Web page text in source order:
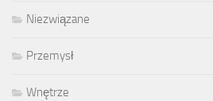
Niezwiązane
Przemysł
Wnętrze